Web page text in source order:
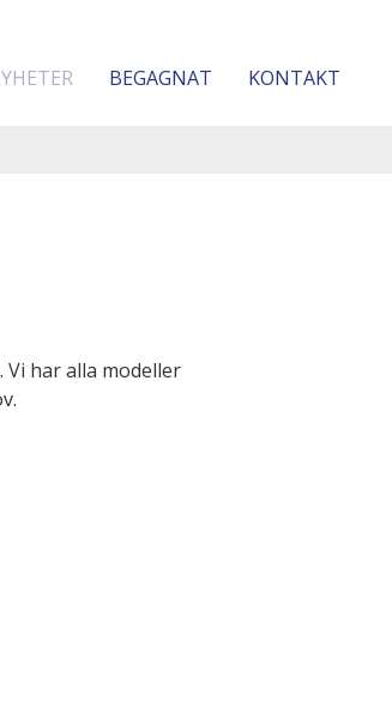
BEGAGNAT KONTAKT
har alla modeller